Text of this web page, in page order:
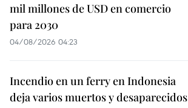
mil millones de USD en comercio
para 2030
04/08/2026 04:23
Incendio en un ferry en Indonesia
deja varios muertos y desaparecidos